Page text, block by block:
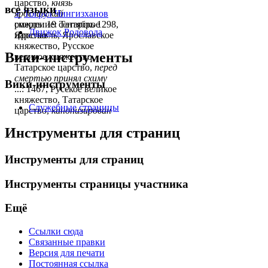
царство, князь
ярославский
смерть: 19 сентябрь 1298,
Ярославль, Ярославское
княжество, Русское
великое княжество,
Татарское царство, перед
смертью принял схиму
...: 1467, Русское великое
княжество, Татарское
царство,канонизирован
♂ Тогрул Чингизханов
рождение: Татарское
царство
все языки
Движок Родовода
Вики-инструменты
Вики-инструменты
Служебные страницы
Инструменты для страниц
Инструменты для страниц
Инструменты страницы участника
Ещё
Ссылки сюда
Связанные правки
Версия для печати
Постоянная ссылка